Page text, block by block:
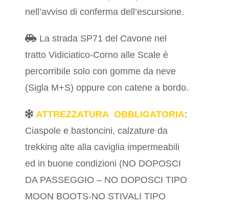
nell’avviso di conferma dell’escursione.
La strada SP71 del Cavone nel
tratto Vidiciatico-Corno alle Scale è
percorribile solo con gomme da neve
(Sigla M+S) oppure con catene a bordo.
ATTREZZATURA OBBLIGATORIA:
Ciaspole e bastoncini, calzature da
trekking alte alla caviglia impermeabili
ed in buone condizioni (NO DOPOSCI
DA PASSEGGIO – NO DOPOSCI TIPO
MOON BOOTS-NO STIVALI TIPO